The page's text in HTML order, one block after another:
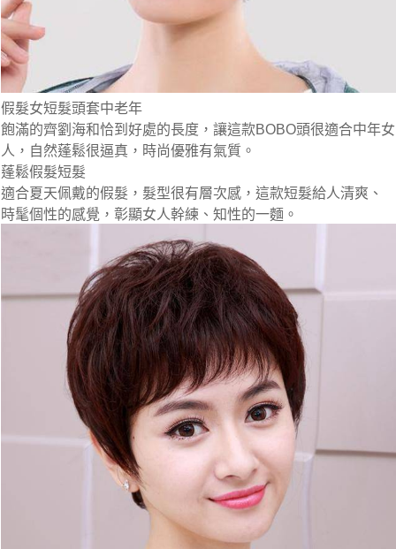
假髮女短髮頭套中老年
飽滿的齊劉海和恰到好處的長度，讓這款BOBO頭很適合中年女
人，自然蓬鬆很逼真，時尚優雅有氣質。
蓬鬆假髮短髮
適合夏天佩戴的假髮，髮型很有層次感，這款短髮給人清爽、
時髦個性的感覺，彰顯女人幹練、知性的一麵。